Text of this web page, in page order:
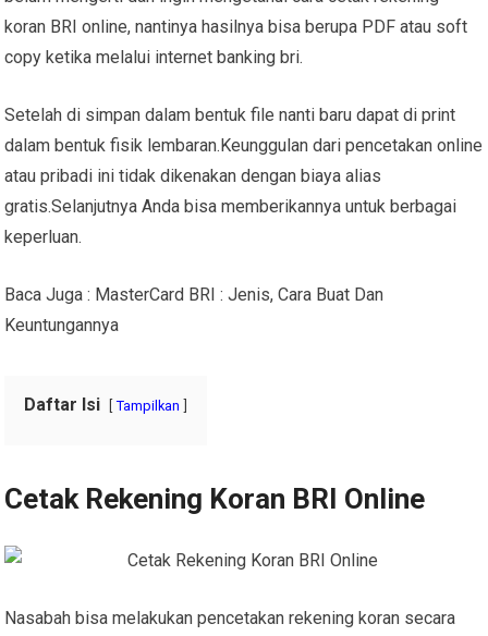
koran BRI online, nantinya hasilnya bisa berupa PDF atau soft
copy ketika melalui internet banking bri.
Setelah di simpan dalam bentuk file nanti baru dapat di print
dalam bentuk fisik lembaran.Keunggulan dari pencetakan online
atau pribadi ini tidak dikenakan dengan biaya alias
gratis.Selanjutnya Anda bisa memberikannya untuk berbagai
keperluan.
Baca Juga : MasterCard BRI : Jenis, Cara Buat Dan
Keuntungannya
Daftar Isi Tampilkan
Cetak Rekening Koran BRI Online
Nasabah bisa melakukan pencetakan rekening koran secara